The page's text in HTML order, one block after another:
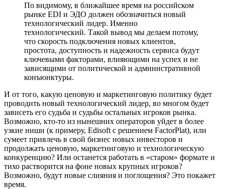
По видимому, в ближайшее время на российском
рынке EDI и ЭДО должен обозначиться новый
технологический лидер. Именно
технологический. Такой вывод мы делаем потому,
что скорость подключения новых клиентов,
простота, доступность и надежность сервиса будут
ключевыми факторами, влияющими на успех и не
зависящими от политической и административной
конъюнктуры.
И от того, какую ценовую и маркетинговую политику будет
проводить новый технологический лидер, во многом будет
зависеть его судьба и судьбы остальных игроков рынка.
Возможно, кто-то из нынешних операторов уйдет в более
узкие ниши (к примеру, Edisoft с решением FactorPlat), или
сумеет привлечь в свой бизнес новых инвесторов и
продолжать ценовую, маркетинговую и технологическую
конкуренцию? Или останется работать в «старом» формате и
тихо растворится на фоне новых крупных игроков?
Возможно, будут новые слияния и поглощения? Это покажет
время.